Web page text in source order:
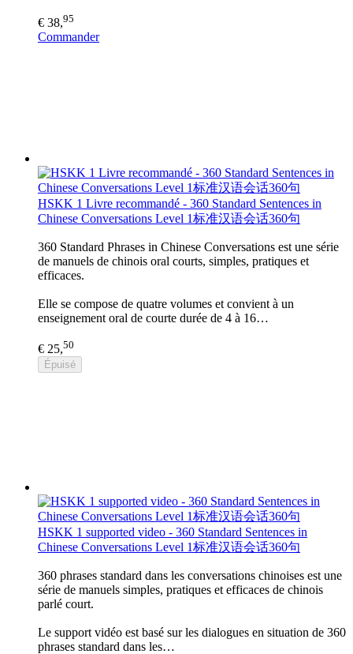
€ 38,95
Commander
HSKK 1 Livre recommandé - 360 Standard Sentences in
Chinese Conversations Level 1标准汉语会话360句
360 Standard Phrases in Chinese Conversations est une série
de manuels de chinois oral courts, simples, pratiques et
efficaces.
Elle se compose de quatre volumes et convient à un
enseignement oral de courte durée de 4 à 16…
€ 25,50
Épuisé
HSKK 1 supported video - 360 Standard Sentences in
Chinese Conversations Level 1标准汉语会话360句
360 phrases standard dans les conversations chinoises est une
série de manuels simples, pratiques et efficaces de chinois
parlé court.
Le support vidéo est basé sur les dialogues en situation de 360
phrases standard dans les…